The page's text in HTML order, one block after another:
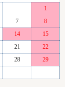
1
7
8
14
15
21
22
28
29